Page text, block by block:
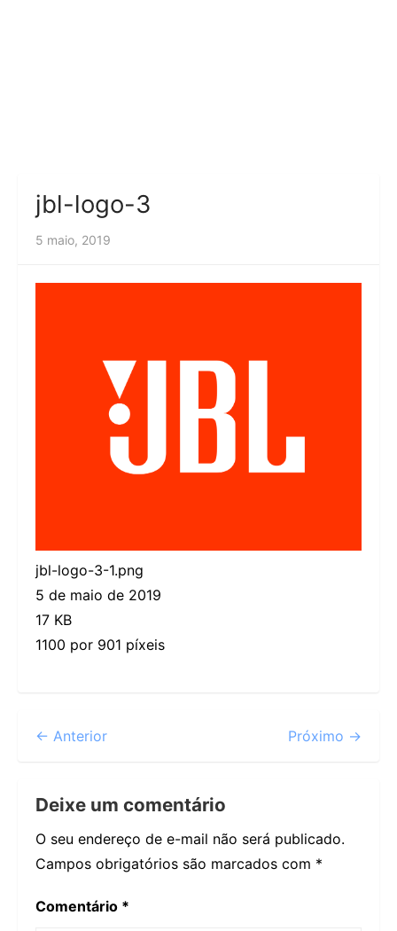
jbl-logo-3
5 maio, 2019
jbl-logo-3-1.png
5 de maio de 2019
17 KB
1100 por 901 píxeis
← Anterior Próximo →
Deixe um comentário
O seu endereço de e-mail não será publicado.
Campos obrigatórios são marcados com *
Comentário *